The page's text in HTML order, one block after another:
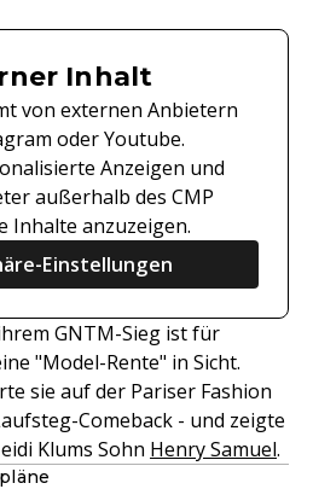
Inhalt
von externen Anbietern
oder Youtube.
Anzeigen und
außerhalb des CMP
Inhalte anzuzeigen.
Einstellungen
GNTM-Sieg ist für
"Model-Rente" in Sicht.
sie auf der Pariser Fashion
Comeback - und zeigte
Klums Sohn Henry Samuel.